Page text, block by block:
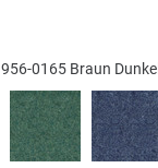
956-0165 Braun Dunkel